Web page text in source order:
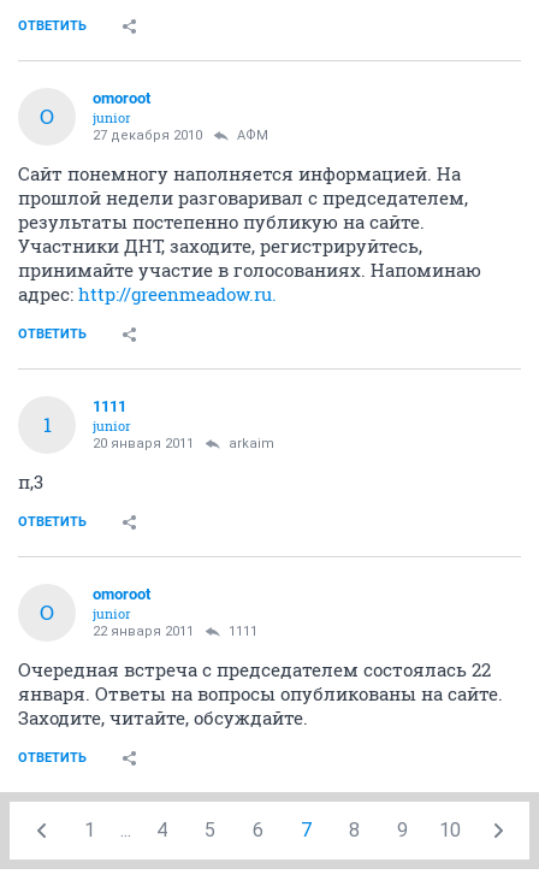
ОТВЕТИТЬ
O
omoroot
junior
27 декабря 2010 АФМ
Сайт понемногу наполняется информацией. На
прошлой недели разговаривал с председателем,
результаты постепенно публикую на сайте.
Участники ДНТ, заходите, регистрируйтесь,
принимайте участие в голосованиях. Напоминаю
адрес: http://greenmeadow.ru.
ОТВЕТИТЬ
1
1111
junior
20 января 2011 arkaim
п,3
ОТВЕТИТЬ
O
omoroot
junior
22 января 2011 1111
Очередная встреча с председателем состоялась 22
января. Ответы на вопросы опубликованы на сайте.
Заходите, читайте, обсуждайте.
ОТВЕТИТЬ
1 4 5 6 7 8 9 10